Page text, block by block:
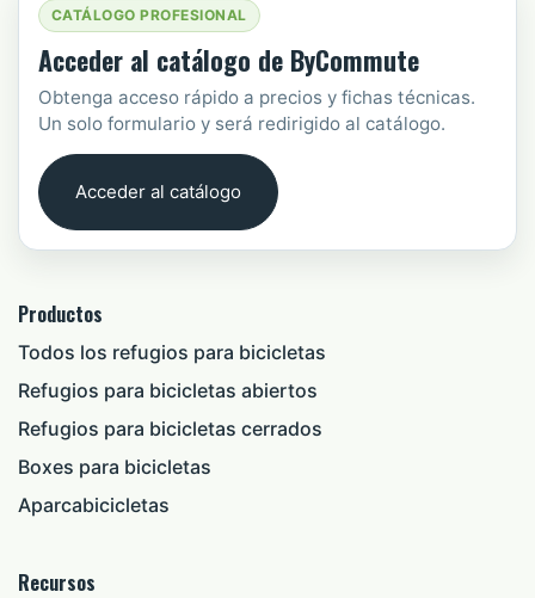
CATÁLOGO PROFESIONAL
Acceder al catálogo de ByCommute
Obtenga acceso rápido a precios y fichas técnicas.
Un solo formulario y será redirigido al catálogo.
Acceder al catálogo
Productos
Todos los refugios para bicicletas
Refugios para bicicletas abiertos
Refugios para bicicletas cerrados
Boxes para bicicletas
Aparcabicicletas
Recursos